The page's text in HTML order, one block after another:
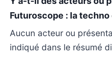
Futuroscope : la
Aucun acteur ou
indiqué dans le résumé